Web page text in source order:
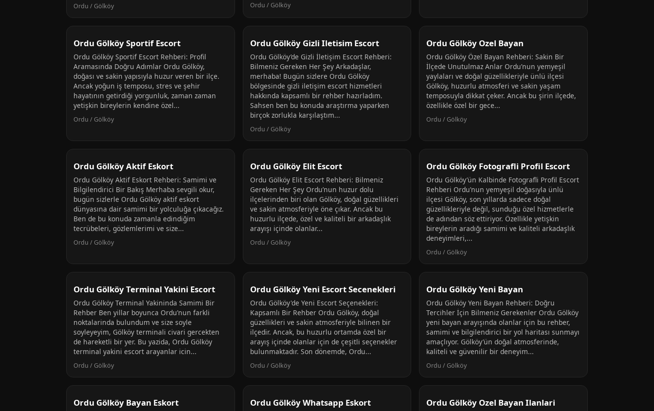
Ordu / Gölköy Ordu / Gölköy
Ordu Gölköy Sportif Escort
Ordu Gölköy Sportif Escort Rehberi: Profil
Aramasında Doğru Adımlar Ordu Gölköy,
doğası ve sakin yapısıyla huzur veren bir ilçe.
Ancak yoğun iş temposu, stres ve şehir
hayatının getirdiği yorgunluk, zaman zaman
yetişkin bireylerin kendine özel...
Ordu / Gölköy
Ordu Gölköy Gizli Iletisim Escort
Ordu Gölköy’de Gizli İletişim Escort Rehberi:
Bilmeniz Gereken Her Şey Arkadaşlar,
merhaba! Bugün sizlere Ordu Gölköy
bölgesinde gizli iletişim escort hizmetleri
hakkında kapsamlı bir rehber hazırladım.
Sahsen ben bu konuda araştırma yaparken
birçok zorlukla karşılaştım...
Ordu / Gölköy
Ordu Gölköy Ozel Bayan
Ordu Gölköy Özel Bayan Rehberi: Sakin Bir
İlçede Unutulmaz Anlar Ordu’nun yemyeşil
yaylaları ve doğal güzellikleriyle ünlü ilçesi
Gölköy, huzurlu atmosferi ve sakin yaşam
temposuyla dikkat çeker. Ancak bu şirin ilçede,
özellikle özel bir gece...
Ordu / Gölköy
Ordu Gölköy Aktif Eskort
Ordu Gölköy Aktif Eskort Rehberi: Samimi ve
Bilgilendirici Bir Bakış Merhaba sevgili okur,
bugün sizlerle Ordu Gölköy aktif eskort
dünyasına dair samimi bir yolculuğa çıkacağız.
Ben de bu konuda zamanla edindiğim
tecrübeleri, gözlemlerimi ve size...
Ordu / Gölköy
Ordu Gölköy Elit Escort
Ordu Gölköy Elit Escort Rehberi: Bilmeniz
Gereken Her Şey Ordu’nun huzur dolu
ilçelerinden biri olan Gölköy, doğal güzellikleri
ve sakin atmosferiyle öne çıkar. Ancak bu
huzurlu ilçede, özel ve kaliteli bir arkadaşlık
arayışı içinde olanlar...
Ordu / Gölköy
Ordu Gölköy Fotografli Profil Escort
Ordu Gölköy’ün Kalbinde Fotografli Profil Escort
Rehberi Ordu’nun yemyeşil doğasıyla ünlü
ilçesi Gölköy, son yıllarda sadece doğal
güzellikleriyle değil, sunduğu özel hizmetlerle
de adından söz ettiriyor. Özellikle yetişkin
bireylerin aradığı samimi ve kaliteli arkadaşlık
deneyimleri,...
Ordu / Gölköy
Ordu Gölköy Terminal Yakini Escort
Ordu Gölköy Terminal Yakininda Samimi Bir
Rehber Ben yillar boyunca Ordu’nun farkli
noktalarinda bulundum ve size soyle
soyleyeyim, Gölköy terminali civari gercekten
de hareketli bir yer. Bu yazida, Ordu Gölköy
terminal yakini escort arayanlar icin...
Ordu / Gölköy
Ordu Gölköy Yeni Escort Secenekleri
Ordu Gölköy'de Yeni Escort Seçenekleri:
Kapsamlı Bir Rehber Ordu Gölköy, doğal
güzellikleri ve sakin atmosferiyle bilinen bir
ilçedir. Ancak, bu huzurlu ortamda özel bir
arayış içinde olanlar için de çeşitli seçenekler
bulunmaktadır. Son dönemde, Ordu...
Ordu / Gölköy
Ordu Gölköy Yeni Bayan
Ordu Gölköy Yeni Bayan Rehberi: Doğru
Tercihler İçin Bilmeniz Gerekenler Ordu Gölköy
yeni bayan arayışında olanlar için bu rehber,
samimi ve bilgilendirici bir yol haritası sunmayı
amaçlıyor. Gölköy’ün doğal atmosferinde,
kaliteli ve güvenilir bir deneyim...
Ordu / Gölköy
Ordu Gölköy Bayan Eskort Ordu Gölköy Whatsapp Eskort Ordu Gölköy Ozel Bayan Ilanlari